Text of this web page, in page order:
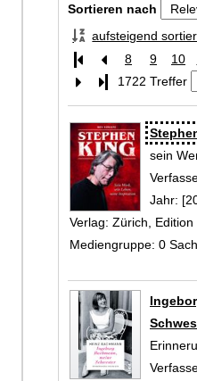
Sortieren nach
aufsteigend
8
9 10
Letzte Seite
1722 Treffer
Suchergebnis
Zu den Suchfiltern
sein
Jahr:
Verlag: Zürich, Edition
Mediengruppe: 0